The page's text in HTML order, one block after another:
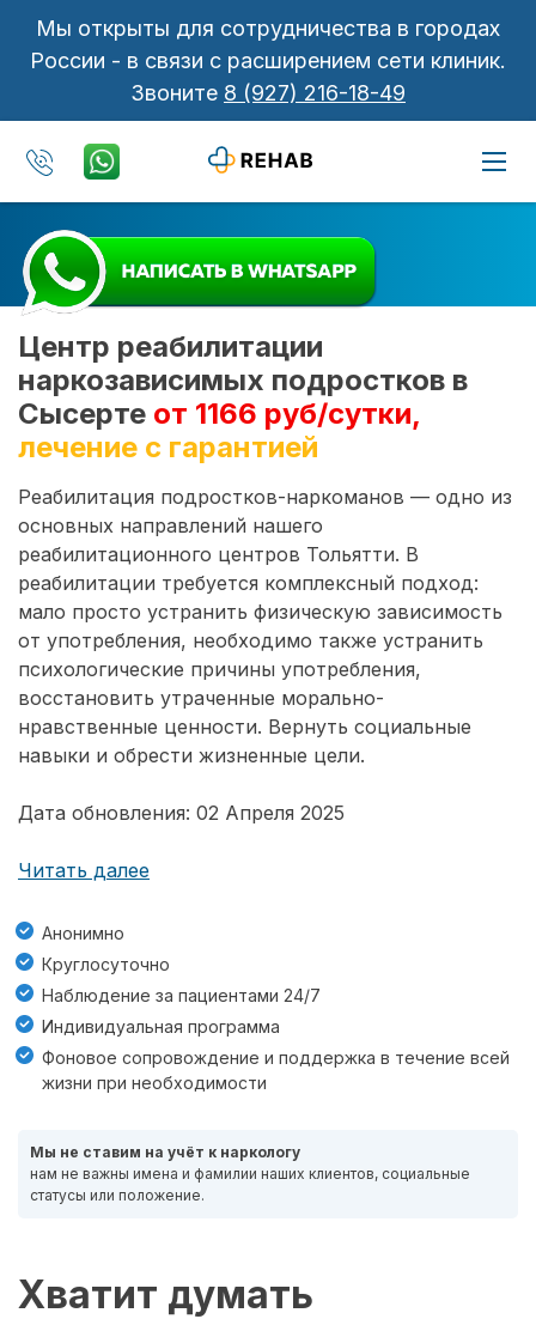
Мы открыты для сотрудничества в городах
России - в связи с расширением сети клиник.
Звоните 8 (927) 216-18-49
Центр реабилитации
наркозависимых подростков в
Сысерте от 1166 руб/сутки,
лечение с гарантией
Реабилитация подростков-наркоманов — одно из
основных направлений нашего
реабилитационного центров Тольятти. В
реабилитации требуется комплексный подход:
мало просто устранить физическую зависимость
от употребления, необходимо также устранить
психологические причины употребления,
восстановить утраченные морально-
нравственные ценности. Вернуть социальные
навыки и обрести жизненные цели.
Дата обновления: 02 Апреля 2025
Читать далее
Анонимно
Круглосуточно
Наблюдение за пациентами 24/7
Индивидуальная программа
Фоновое сопровождение и поддержка в течение всей
жизни при необходимости
Мы не ставим на учёт к наркологу
нам не важны имена и фамилии наших клиентов, социальные
статусы или положение.
Хватит думать